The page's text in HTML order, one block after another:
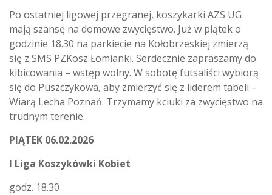
Po ostatniej ligowej przegranej, koszykarki AZS UG
mają szansę na domowe zwycięstwo. Już w piątek o
godzinie 18.30 na parkiecie na Kołobrzeskiej zmierzą
się z SMS PZKosz Łomianki. Serdecznie zapraszamy do
kibicowania – wstęp wolny. W sobotę futsaliści wybiorą
się do Puszczykowa, aby zmierzyć się z liderem tabeli –
Wiarą Lecha Poznań. Trzymamy kciuki za zwycięstwo na
trudnym terenie.
PIĄTEK 06.02.2026
I Liga Koszykówki Kobiet
godz. 18.30